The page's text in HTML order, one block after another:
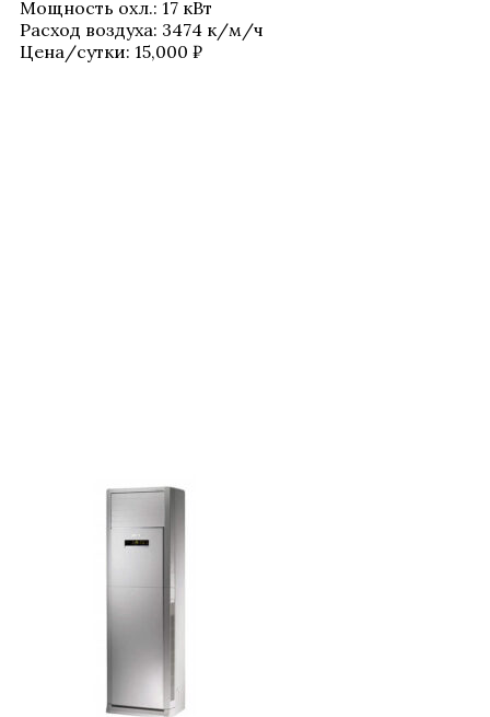
Мощ­ность охл.: 17 кВт
Рас­ход воз­ду­ха: 3474 к/​м/​ч
Цена/​сутки: 15,000 ₽